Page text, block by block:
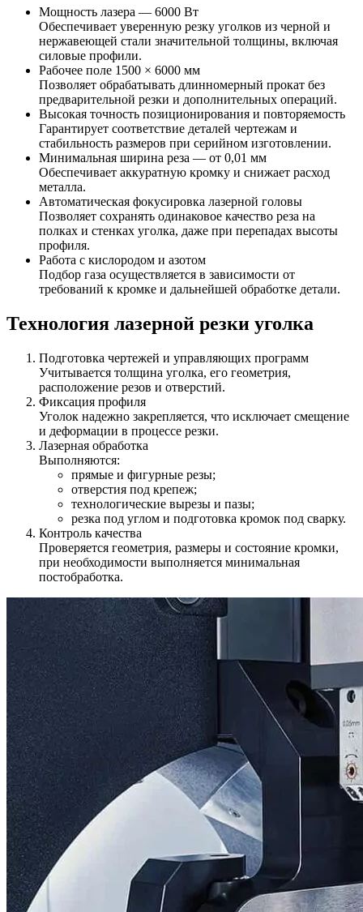
Мощность лазера — 6000 Вт
Обеспечивает уверенную резку уголков из черной и
нержавеющей стали значительной толщины, включая
силовые профили.
Рабочее поле 1500 × 6000 мм
Позволяет обрабатывать длинномерный прокат без
предварительной резки и дополнительных операций.
Высокая точность позиционирования и повторяемость
Гарантирует соответствие деталей чертежам и
стабильность размеров при серийном изготовлении.
Минимальная ширина реза — от 0,01 мм
Обеспечивает аккуратную кромку и снижает расход
металла.
Автоматическая фокусировка лазерной головы
Позволяет сохранять одинаковое качество реза на
полках и стенках уголка, даже при перепадах высоты
профиля.
Работа с кислородом и азотом
Подбор газа осуществляется в зависимости от
требований к кромке и дальнейшей обработке детали.
Технология лазерной резки уголка
Подготовка чертежей и управляющих программ
Учитывается толщина уголка, его геометрия,
расположение резов и отверстий.
Фиксация профиля
Уголок надежно закрепляется, что исключает смещение
и деформации в процессе резки.
Лазерная обработка
Выполняются:
прямые и фигурные резы;
отверстия под крепеж;
технологические вырезы и пазы;
резка под углом и подготовка кромок под сварку.
Контроль качества
Проверяется геометрия, размеры и состояние кромки,
при необходимости выполняется минимальная
постобработка.